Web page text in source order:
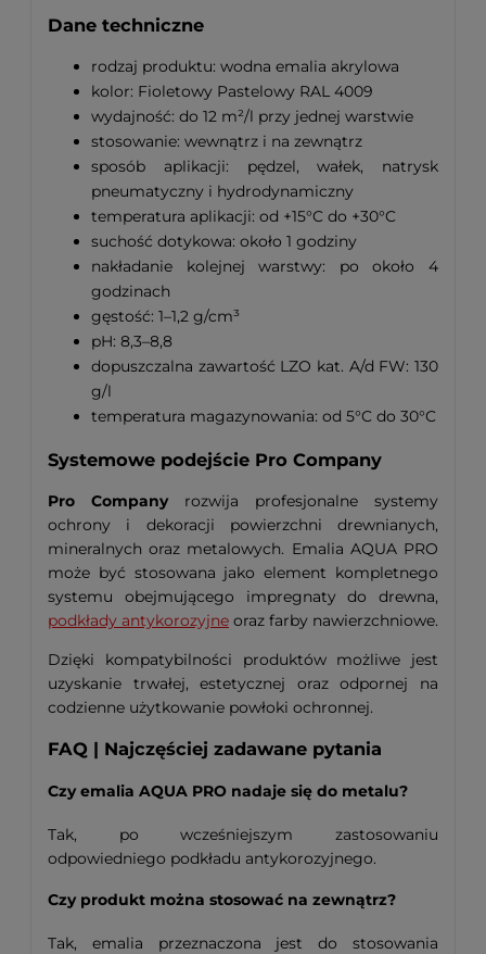
Dane techniczne
rodzaj produktu: wodna emalia akrylowa
kolor: Fioletowy Pastelowy RAL 4009
wydajność: do 12 m²/l przy jednej warstwie
stosowanie: wewnątrz i na zewnątrz
sposób aplikacji: pędzel, wałek, natrysk
pneumatyczny i hydrodynamiczny
temperatura aplikacji: od +15°C do +30°C
suchość dotykowa: około 1 godziny
nakładanie kolejnej warstwy: po około 4
godzinach
gęstość: 1–1,2 g/cm³
pH: 8,3–8,8
dopuszczalna zawartość LZO kat. A/d FW: 130
g/l
temperatura magazynowania: od 5°C do 30°C
Systemowe podejście Pro Company
Pro Companyrozwija profesjonalne systemy
ochrony i dekoracji powierzchni drewnianych,
mineralnych oraz metalowych. Emalia AQUA PRO
może być stosowana jako element kompletnego
systemu obejmującego impregnaty do drewna,
podkłady antykorozyjne oraz farby nawierzchniowe.
Dzięki kompatybilności produktów możliwe jest
uzyskanie trwałej, estetycznej oraz odpornej na
codzienne użytkowanie powłoki ochronnej.
FAQ | Najczęściej zadawane pytania
Czy emalia AQUA PRO nadaje się do metalu?
Tak, po wcześniejszym zastosowaniu
odpowiedniego podkładu antykorozyjnego.
Czy produkt można stosować na zewnątrz?
Tak, emalia przeznaczona jest do stosowania